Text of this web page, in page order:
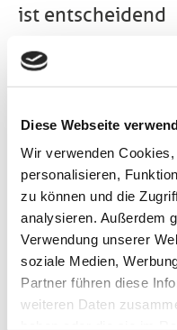
Diese Webseite
Wir verwenden
personalisieren,
zu können und die
analysieren. Außerdem
Verwendung unserer
soziale Medien,
Partner führen diese
weiteren Daten
ist entscheidend
Manche Arbeitgeber
ihrer Angestellten mit
bestimmten
der zur Verpflegung
aber wirkt sich das in
Der steuerliche
Essensgutscheinen ist
Lohnsteuer-
vom Arbeitgeber ein
der obersten
Betrag steuerlich